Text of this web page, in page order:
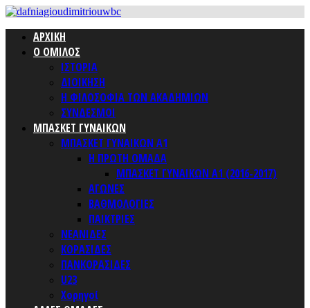
ΑΡΧΙΚΗ
Ο ΟΜΙΛΟΣ
ΙΣΤΟΡΙΑ
ΔΙΟΙΚΗΣΗ
Η ΦΙΛΟΣΟΦΙΑ ΤΩΝ ΑΚΑΔΗΜΙΩΝ
ΣΥΝΔΕΣΜΟΙ
ΜΠΑΣΚΕΤ ΓΥΝΑΙΚΩΝ
ΜΠΑΣΚΕΤ ΓΥΝΑΙΚΩΝ Α1
Η ΠΡΩΤΗ ΟΜΑΔΑ
ΜΠΑΣΚΕΤ ΓΥΝΑΙΚΩΝ Α1 (2016-2017)
ΑΓΩΝΕΣ
ΒΑΘΜΟΛΟΓΙΕΣ
ΠΑΙΚΤΡΙΕΣ
ΝΕΑΝΙΔΕΣ
ΚΟΡΑΣΙΔΕΣ
ΠΑΝΚΟΡΑΣΙΔΕΣ
U23
Χορηγοί